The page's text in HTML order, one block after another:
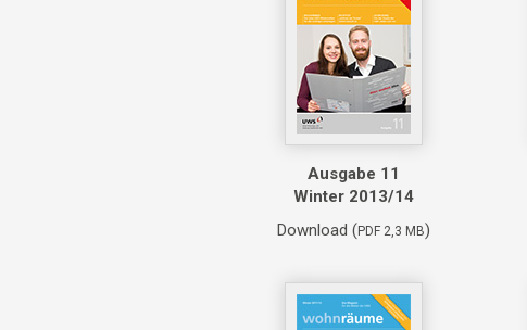
Ausgabe 11
Winter 2013/14
Download (PDF 2,3 MB)